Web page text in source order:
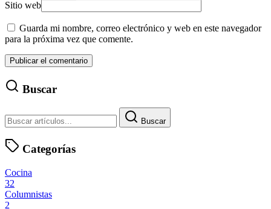
Sitio web
Guarda mi nombre, correo electrónico y web en este navegador
para la próxima vez que comente.
Buscar
Buscar
Categorías
Cocina
32
Columnistas
2